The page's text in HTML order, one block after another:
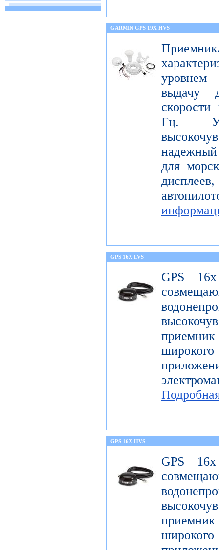
GARMIN GPS 19X HVS
уровнем
выдачу
Гц.
для
GPS 16X LVS
GPS
GPS 16X HVS
GPS